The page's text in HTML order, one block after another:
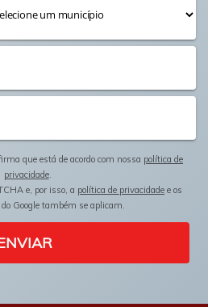
que está de acordo com nossa política de
privacidade.
e, por isso, a política de privacidade e os
do Google também se aplicam.